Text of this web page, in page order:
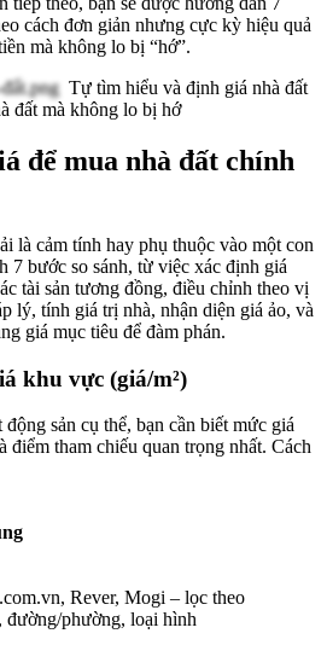
cách đơn giản nhưng cực kỳ hiệu quả
mà không lo bị “hớ”.
Tự tìm hiểu và định giá nhà đất
đất mà không lo bị hớ
để mua nhà đất chính
là cảm tính hay phụ thuộc vào một con
7 bước so sánh, từ việc xác định giá
tài sản tương đồng, điều chỉnh theo vị
lý, tính giá trị nhà, nhận diện giá ảo, và
giá mục tiêu để đàm phán.
khu vực (giá/m²)
sản cụ thể, bạn cần biết mức giá
tham chiếu quan trọng nhất. Cách
Rever, Mogi – lọc theo
đường/phường, loại hình